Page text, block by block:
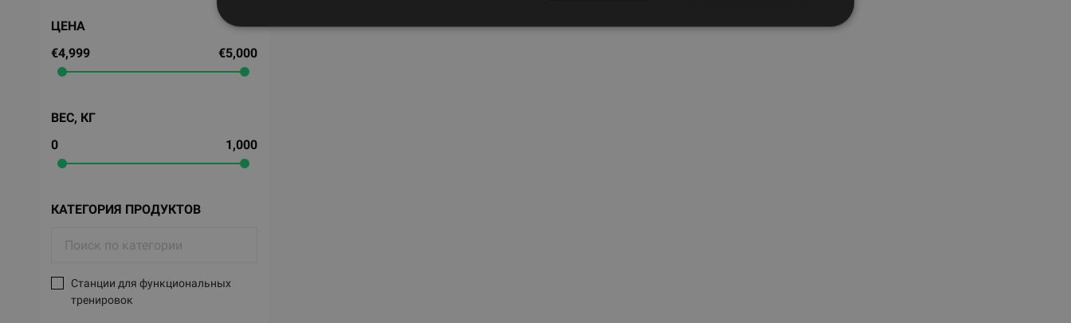
ЦЕНА
€4,999
€5,000
ВЕС, КГ
0
1,000
КАТЕГОРИЯ ПРОДУКТОВ
Станции для функциональных
тренировок